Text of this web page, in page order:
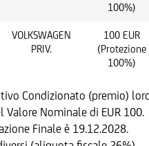
100%)
VOLKSWAGEN
PRIV.
100 EUR
(Protezione
100%)
Condizionato (premio)
Valore Nominale di EUR 100.
Finale è 19.12.2028.